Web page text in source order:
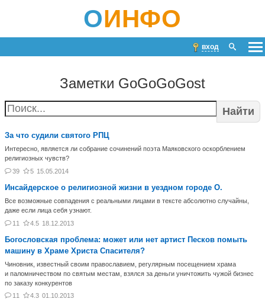
ОИНФО
вход
Заметки GoGoGoGost
Найти
За что судили святого РПЦ
Интересно, является ли собрание сочинений поэта Маяковского оскорблением
религиозных чувств?
39
5 15.05.2014
Инсайдерское о религиозной жизни в уездном городе О.
Все возможные совпадения с реальными лицами в тексте абсолютно случайны,
даже если лица себя узнают.
11
4.5 18.12.2013
Богословская проблема: может или нет артист Песков помыть
машину в Храме Христа Спасителя?
Чиновник, известный своим православием, регулярным посещением храма
и паломничеством по святым местам, взялся за деньги уничтожить чужой бизнес
по заказу конкурентов
11
4.3 01.10.2013